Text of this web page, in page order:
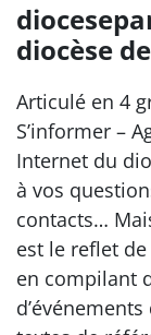
diocèse
Articulé en 4
S’informer –
Internet du
à vos
contacts…
est le reflet de
en compilant